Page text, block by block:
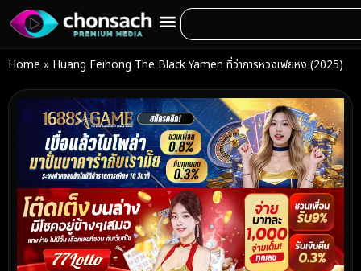
Home » Huang Feihong The Black Yamen ที่ว่าการหวงเฟยหง (2025)